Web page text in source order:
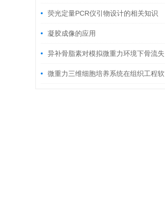
荧光定量PCR仪引物设计的相关知识
凝胶成像的应用
异补骨脂素对模拟微重力环境下骨流失
的防治作用研究
微重力三维细胞培养系统在组织工程软